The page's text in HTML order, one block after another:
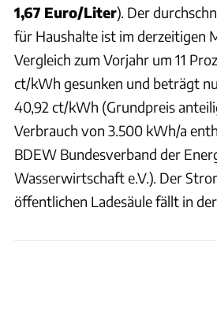
1,67 Euro/Liter). Der
für Haushalte ist im derzeitigen
Vergleich zum Vorjahr um 11
ct/kWh gesunken und beträgt
40,92 ct/kWh (Grundpreis
Verbrauch von 3.500 kWh/a
BDEW Bundesverband der
Wasserwirtschaft e.V.). Der
öffentlichen Ladesäule fällt in